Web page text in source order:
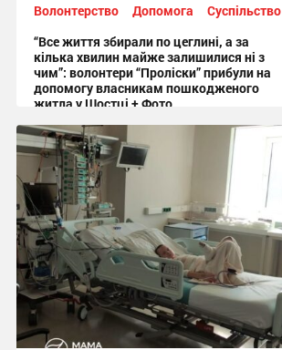
Волонтерство Допомога
Суспільство
“Все життя збирали по цеглині, а за
кілька хвилин майже залишилися ні з
чим”: волонтери “Проліски” прибули на
допомогу власникам пошкодженого
житла у Шостці + Фото
09:54 вчора